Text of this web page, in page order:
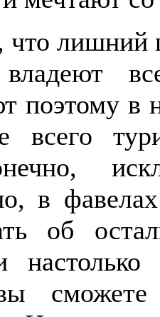
что
владеют
поэтому в
всего
в
об
сможете